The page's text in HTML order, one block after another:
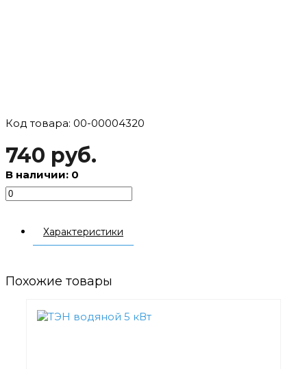
Код товара: 00-00004320
740 руб.
В наличии: 0
Характеристики
Похожие товары